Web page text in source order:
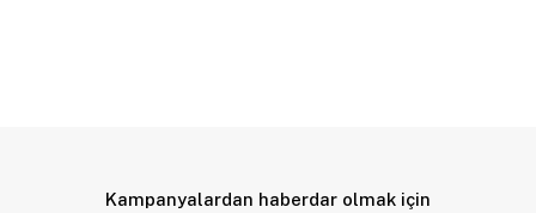
Kampanyalardan haberdar olmak için